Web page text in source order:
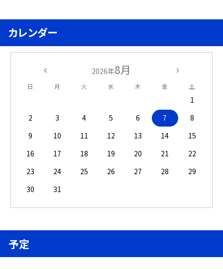
カレンダー
2026年8月
日 月 火 水 木 金 土
1
2
3 4 5 6 7
8
9
10 11 12 13 14
15
16
17 18 19 20 21
22
23
24 25 26 27 28
29
30
31
予定